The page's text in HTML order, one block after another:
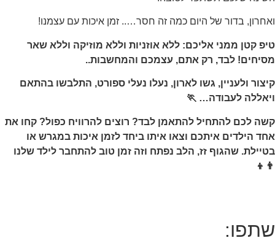
ואחרון, בדור של היום כמה זה חסר….. זמן איכות עם עצמנו!
טיפ קטן ממני אליכם: ללא אוזניות וללא מוזיקה וללא שאר
מסיחים! לבד, רק אתם, עצמכם והמחשבות..
קיצור ולעניין, גשו לארון, נעלו נעלי ספורט, התלבשו בהתאם
ויאללה לעבודה… 🏃
קשה לכם להתחיל להתאמן לבד? רוצים להרוויח כפול? קחו את
אחד הילדים איתכם וצאו איתו ביחד לזמן איכות במגרש או
בטיילת. שהגוף זז, הלב נפתח וזה זמן טוב להתחבר לילד שלנו
👨‍👦
שתפו: